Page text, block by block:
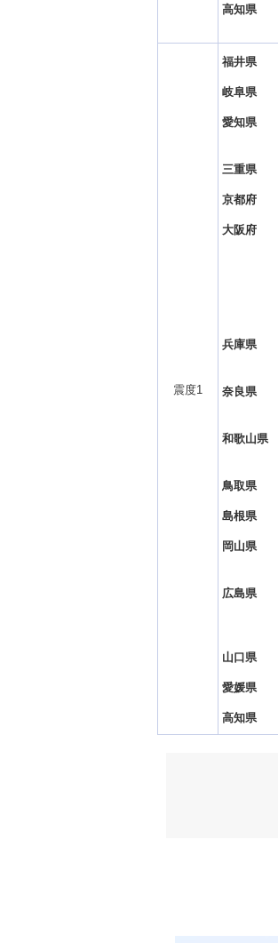
高知県
震度1
福井県
岐阜県
愛知県
三重県
京都府
大阪府
兵庫県
奈良県
和歌山県
鳥取県
島根県
岡山県
広島県
山口県
愛媛県
高知県